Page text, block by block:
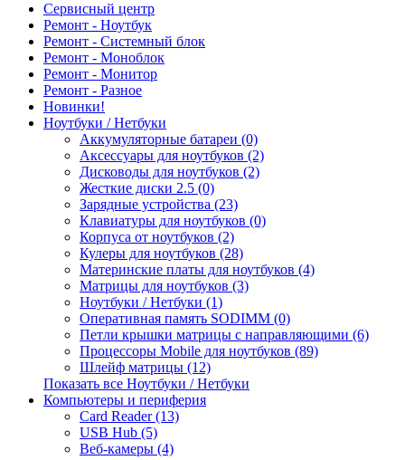
Сервисный центр
Ремонт - Ноутбук
Ремонт - Системный блок
Ремонт - Моноблок
Ремонт - Монитор
Ремонт - Разное
Новинки!
Ноутбуки / Нетбуки
Аккумуляторные батареи (0)
Аксессуары для ноутбуков (2)
Дисководы для ноутбуков (2)
Жесткие диски 2.5 (0)
Зарядные устройства (23)
Клавиатуры для ноутбуков (0)
Корпуса от ноутбуков (2)
Кулеры для ноутбуков (28)
Материнские платы для ноутбуков (4)
Матрицы для ноутбуков (3)
Ноутбуки / Нетбуки (1)
Оперативная память SODIMM (0)
Петли крышки матрицы с направляющими (6)
Процессоры Mobile для ноутбуков (89)
Шлейф матрицы (12)
Показать все Ноутбуки / Нетбуки
Компьютеры и периферия
Card Reader (13)
USB Hub (5)
Веб-камеры (4)